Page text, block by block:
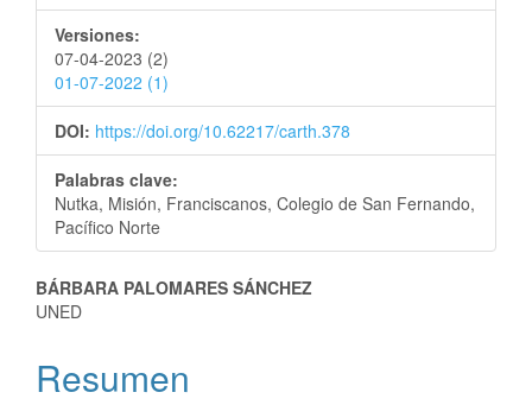
Versiones:
07-04-2023 (2)
01-07-2022 (1)
DOI: https://doi.org/10.62217/carth.378
Palabras clave:
Nutka, Misión, Franciscanos, Colegio de San Fernando,
Pacífico Norte
BÁRBARA PALOMARES SÁNCHEZ
UNED
Resumen